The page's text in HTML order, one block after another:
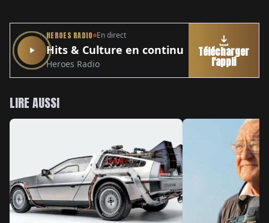
HEROES RADIO En direct
Hits & Culture en continu
Heroes Radio
Télécharger
l'appli
LIRE AUSSI